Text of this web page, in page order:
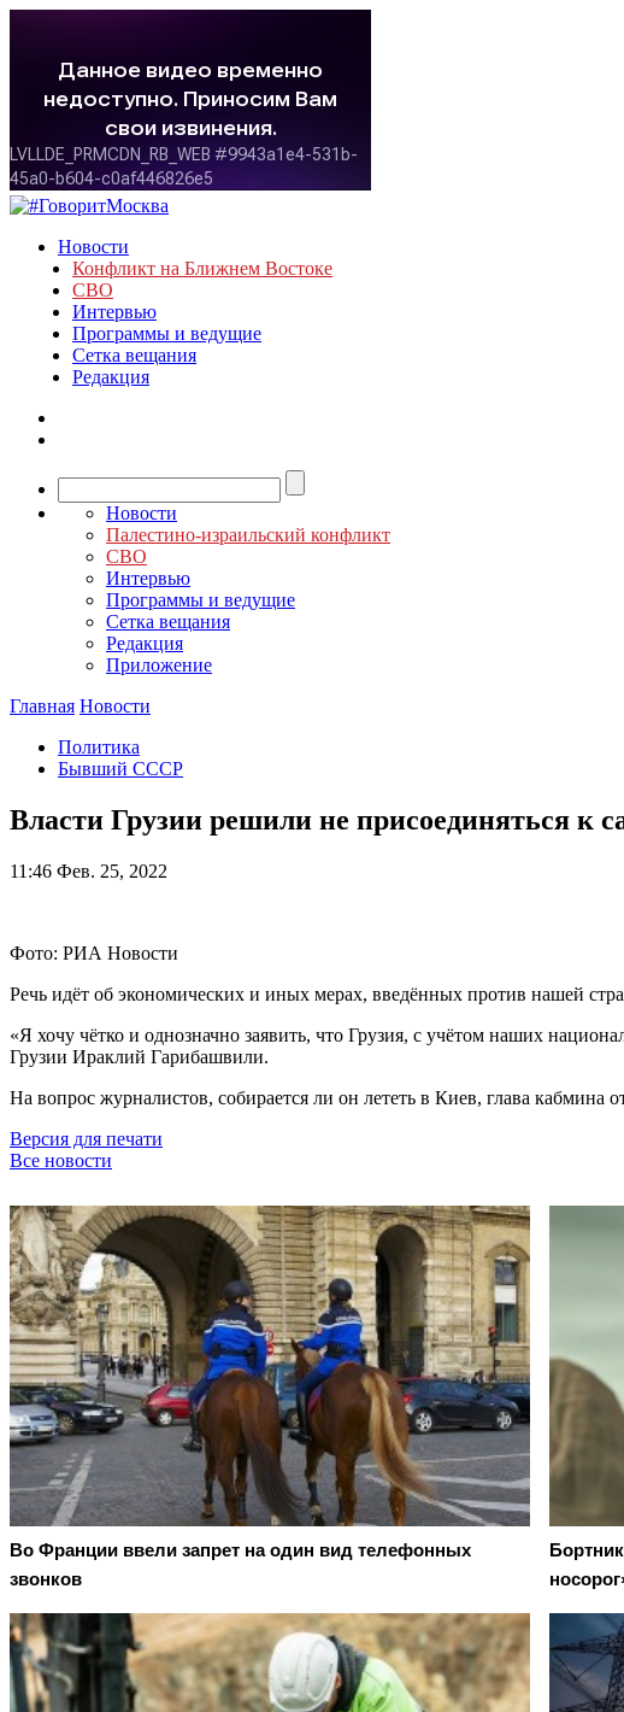
Новости
Конфликт на Ближнем Востоке
СВО
Интервью
Программы и ведущие
Сетка вещания
Редакция
Новости
Палестино-израильский конфликт
СВО
Интервью
Программы и ведущие
Сетка вещания
Редакция
Приложение
Главная Новости
Политика
Бывший СССР
Власти Грузии решили не присоединяться к
11:46 Фев. 25, 2022
Фото: РИА Новости
Речь идёт об экономических и иных мерах, введённых против нашей
«Я хочу чётко и однозначно заявить, что Грузия, с учётом наших
Грузии Ираклий Гарибашвили.
На вопрос журналистов, собирается ли он лететь в Киев, глава кабмина
Версия для печати
Все новости
Во Франции ввели запрет на один вид телефонных
звонков